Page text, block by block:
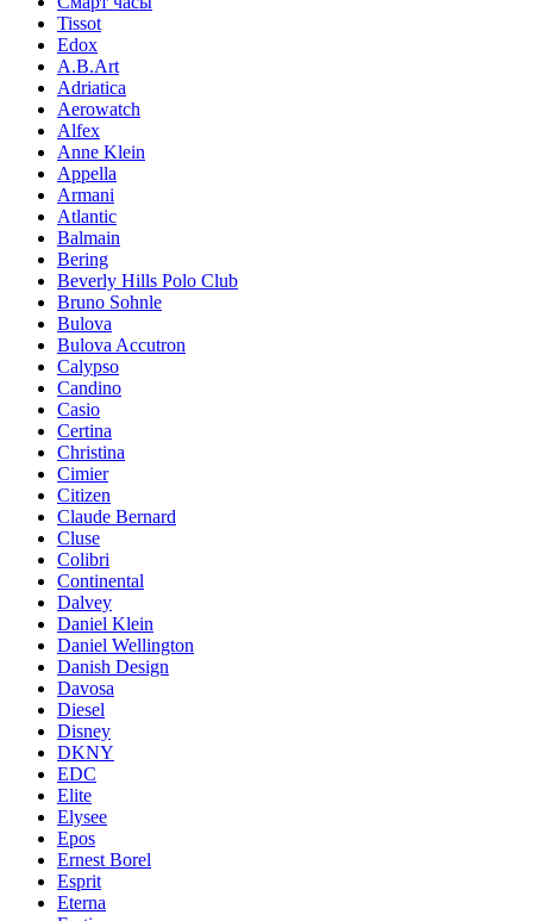
Tissot
Edox
A.B.Art
Adriatica
Aerowatch
Alfex
Anne Klein
Appella
Armani
Atlantic
Balmain
Bering
Beverly Hills Polo Club
Bruno Sohnle
Bulova
Bulova Accutron
Calypso
Candino
Casio
Certina
Christina
Cimier
Citizen
Claude Bernard
Cluse
Colibri
Continental
Dalvey
Daniel Klein
Daniel Wellington
Danish Design
Davosa
Diesel
Disney
DKNY
EDC
Elite
Elysee
Epos
Ernest Borel
Esprit
Eterna